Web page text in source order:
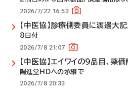
2026/7/22 16:53
【中医協】診療側委員に渡邊大
8日付
2026/7/8 21:07
【中医協】エイワイの9品目、薬
陽進堂HDへの承継で
2026/7/8 20:33